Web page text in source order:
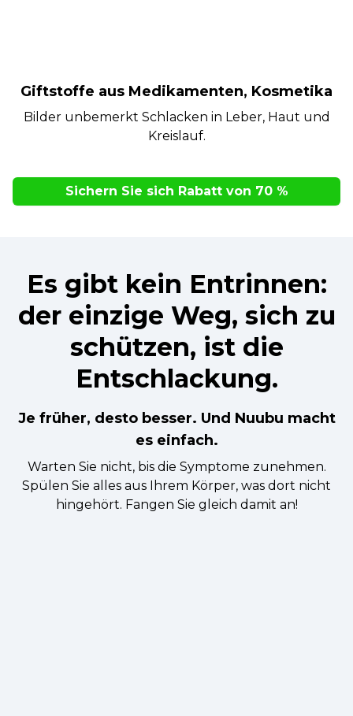
Giftstoffe aus Medikamenten, Kosmetika
Bilder unbemerkt Schlacken in Leber, Haut und
Kreislauf.
Sichern Sie sich Rabatt von 70 %
Es gibt kein Entrinnen:
der einzige Weg, sich zu
schützen, ist die
Entschlackung.
Je früher, desto besser. Und Nuubu macht
es einfach.
Warten Sie nicht, bis die Symptome zunehmen.
Spülen Sie alles aus Ihrem Körper, was dort nicht
hingehört. Fangen Sie gleich damit an!